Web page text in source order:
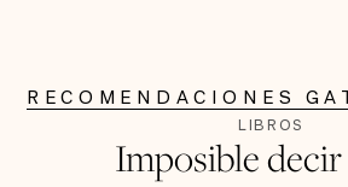
RECOMENDACIONES
LIBROS
Imposible